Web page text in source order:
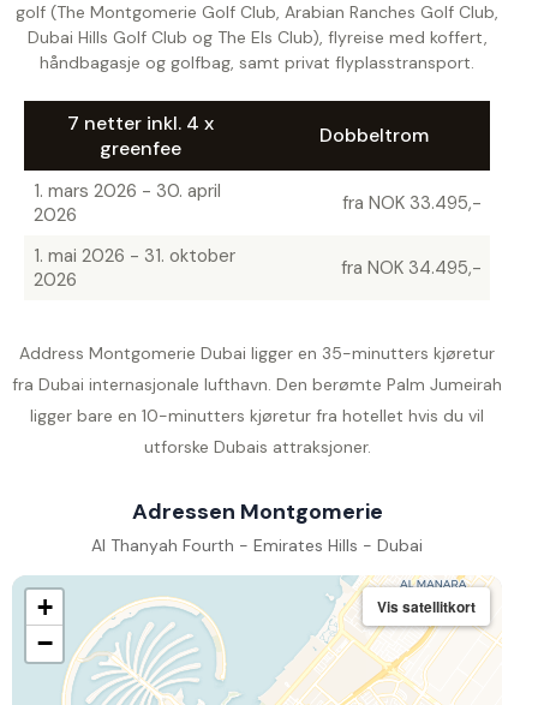
golf (The Montgomerie Golf Club, Arabian Ranches Golf Club,
Dubai Hills Golf Club og The Els Club), flyreise med koffert,
håndbagasje og golfbag, samt privat flyplasstransport.
7 netter inkl. 4 x
greenfee
Dobbeltrom
1. mars 2026 - 30. april
2026
fra NOK 33.495,-
1. mai 2026 - 31. oktober
2026
fra NOK 34.495,-
Address Montgomerie Dubai ligger en 35-minutters kjøretur
fra Dubai internasjonale lufthavn. Den berømte Palm Jumeirah
ligger bare en 10-minutters kjøretur fra hotellet hvis du vil
utforske Dubais attraksjoner.
Adressen Montgomerie
Al Thanyah Fourth - Emirates Hills - Dubai
+
−
Vis satellitkort